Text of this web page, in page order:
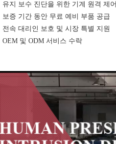
유지 보수 진단을 위한 기계 원격 제어
보증 기간 동안 무료 예비 부품 공급
전속 대리인 보호 및 시장 특별 지원
OEM 및 ODM 서비스 수락